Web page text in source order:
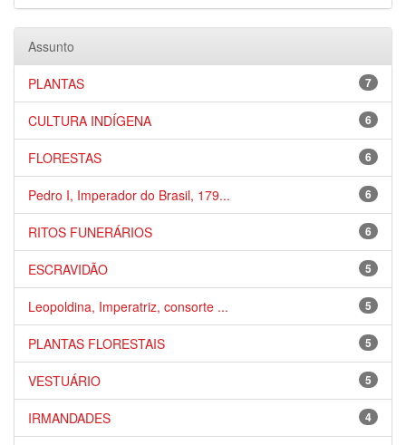
Assunto
7
PLANTAS
6
CULTURA INDÍGENA
6
FLORESTAS
6
Pedro I, Imperador do Brasil, 179...
6
RITOS FUNERÁRIOS
5
ESCRAVIDÃO
5
Leopoldina, Imperatriz, consorte ...
5
PLANTAS FLORESTAIS
5
VESTUÁRIO
4
IRMANDADES